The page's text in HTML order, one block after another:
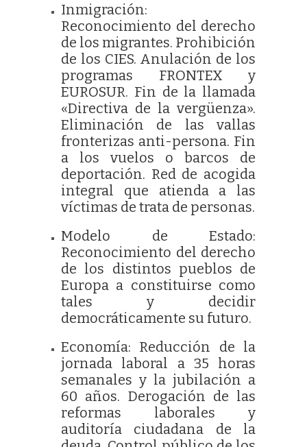
Inmigración:
Reconocimiento del derecho
de los migrantes. Prohibición
de los CIES. Anulación de los
programas FRONTEX y
EUROSUR. Fin de la llamada
«Directiva de la vergüenza».
Eliminación de las vallas
fronterizas anti-persona. Fin
a los vuelos o barcos de
deportación. Red de acogida
integral que atienda a las
víctimas de trata de personas.
Modelo de Estado:
Reconocimiento del derecho
de los distintos pueblos de
Europa a constituirse como
tales y decidir
democráticamente su futuro.
Economía: Reducción de la
jornada laboral a 35 horas
semanales y la jubilación a
60 años. Derogación de las
reformas laborales y
auditoría ciudadana de la